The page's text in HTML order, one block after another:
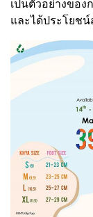
เป็นตัวอย่างขอ
และได้ประโยชน์